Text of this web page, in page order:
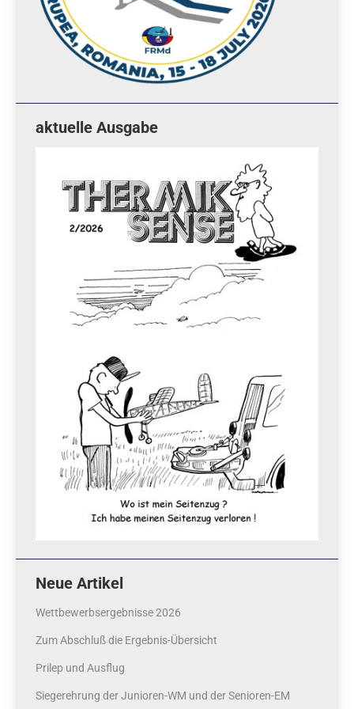
aktuelle Ausgabe
Neue Artikel
Wettbewerbsergebnisse 2026
Zum Abschluß die Ergebnis-Übersicht
Prilep und Ausflug
Siegerehrung der Junioren-WM und der Senioren-EM